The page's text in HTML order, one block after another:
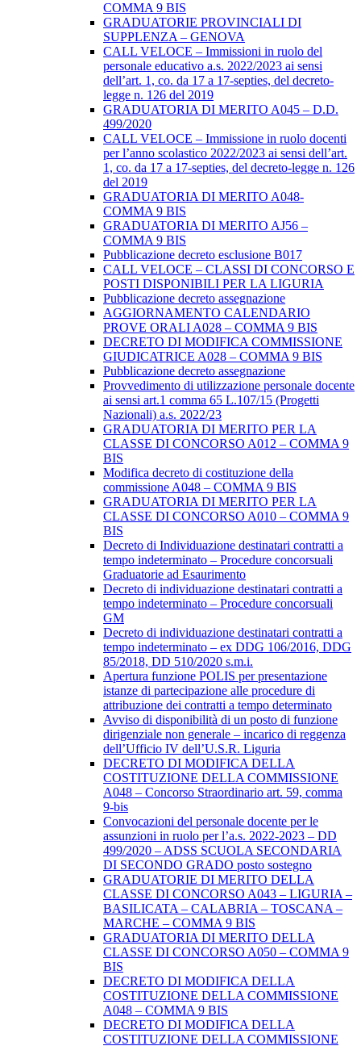
COMMA 9 BIS
GRADUATORIE PROVINCIALI DI
SUPPLENZA – GENOVA
CALL VELOCE – Immissioni in ruolo del
personale educativo a.s. 2022/2023 ai sensi
dell’art. 1, co. da 17 a 17-septies, del decreto-
legge n. 126 del 2019
GRADUATORIA DI MERITO A045 – D.D.
499/2020
CALL VELOCE – Immissione in ruolo docenti
per l’anno scolastico 2022/2023 ai sensi dell’art.
1, co. da 17 a 17-septies, del decreto-legge n. 126
del 2019
GRADUATORIA DI MERITO A048-
COMMA 9 BIS
GRADUATORIA DI MERITO AJ56 –
COMMA 9 BIS
Pubblicazione decreto esclusione B017
CALL VELOCE – CLASSI DI CONCORSO E
POSTI DISPONIBILI PER LA LIGURIA
Pubblicazione decreto assegnazione
AGGIORNAMENTO CALENDARIO
PROVE ORALI A028 – COMMA 9 BIS
DECRETO DI MODIFICA COMMISSIONE
GIUDICATRICE A028 – COMMA 9 BIS
Pubblicazione decreto assegnazione
Provvedimento di utilizzazione personale docente
ai sensi art.1 comma 65 L.107/15 (Progetti
Nazionali) a.s. 2022/23
GRADUATORIA DI MERITO PER LA
CLASSE DI CONCORSO A012 – COMMA 9
BIS
Modifica decreto di costituzione della
commissione A048 – COMMA 9 BIS
GRADUATORIA DI MERITO PER LA
CLASSE DI CONCORSO A010 – COMMA 9
BIS
Decreto di Individuazione destinatari contratti a
tempo indeterminato – Procedure concorsuali
Graduatorie ad Esaurimento
Decreto di individuazione destinatari contratti a
tempo indeterminato – Procedure concorsuali
GM
Decreto di individuazione destinatari contratti a
tempo indeterminato – ex DDG 106/2016, DDG
85/2018, DD 510/2020 s.m.i.
Apertura funzione POLIS per presentazione
istanze di partecipazione alle procedure di
attribuzione dei contratti a tempo determinato
Avviso di disponibilità di un posto di funzione
dirigenziale non generale – incarico di reggenza
dell’Ufficio IV dell’U.S.R. Liguria
DECRETO DI MODIFICA DELLA
COSTITUZIONE DELLA COMMISSIONE
A048 – Concorso Straordinario art. 59, comma
9-bis
Convocazioni del personale docente per le
assunzioni in ruolo per l’a.s. 2022-2023 – DD
499/2020 – ADSS SCUOLA SECONDARIA
DI SECONDO GRADO posto sostegno
GRADUATORIE DI MERITO DELLA
CLASSE DI CONCORSO A043 – LIGURIA –
BASILICATA – CALABRIA – TOSCANA –
MARCHE – COMMA 9 BIS
GRADUATORIA DI MERITO DELLA
CLASSE DI CONCORSO A050 – COMMA 9
BIS
DECRETO DI MODIFICA DELLA
COSTITUZIONE DELLA COMMISSIONE
A048 – COMMA 9 BIS
DECRETO DI MODIFICA DELLA
COSTITUZIONE DELLA COMMISSIONE